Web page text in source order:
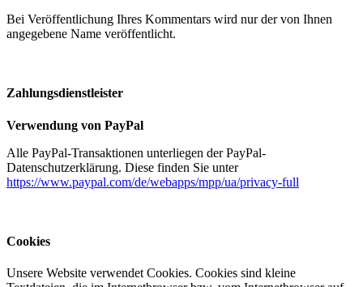
Bei Veröffentlichung Ihres Kommentars wird nur der von Ihnen
angegebene Name veröffentlicht.
Zahlungsdienstleister
Verwendung von PayPal
Alle PayPal-Transaktionen unterliegen der PayPal-
Datenschutzerklärung. Diese finden Sie unter
https://www.paypal.com/de/webapps/mpp/ua/privacy-full
Cookies
Unsere Website verwendet Cookies. Cookies sind kleine